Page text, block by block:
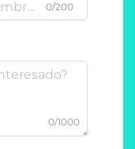
0/200
0/1000